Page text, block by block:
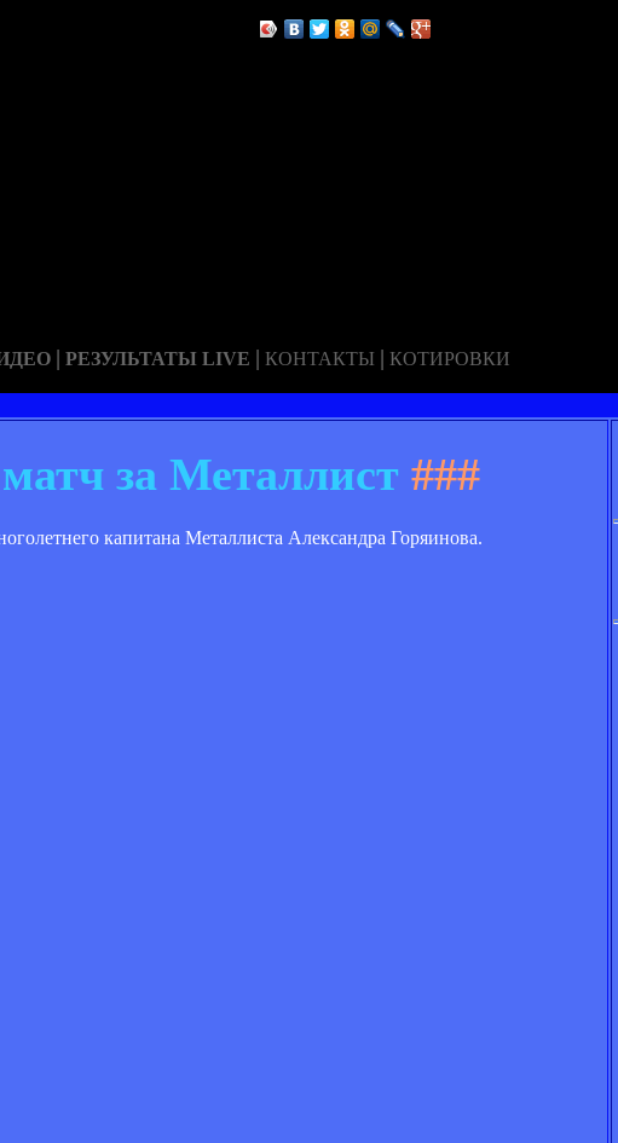
| РЕЗУЛЬТАТЫ LIVE | КОНТАКТЫ | КОТИРОВКИ
за Металлист ###
капитана Металлиста Александра Горяинова.